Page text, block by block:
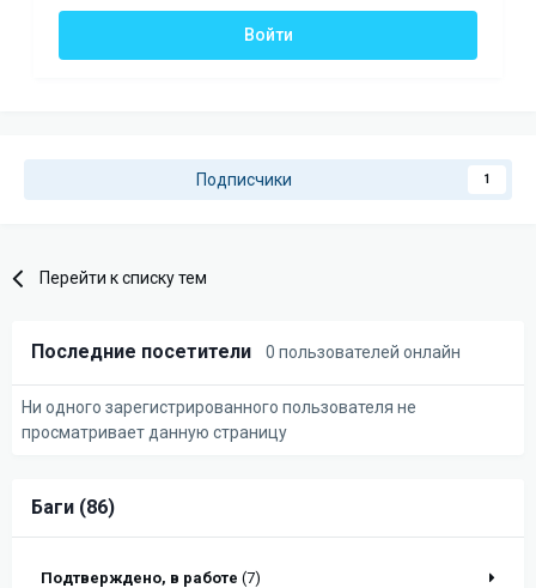
Войти
Подписчики 1
Перейти к списку тем
Последние посетители 0 пользователей онлайн
Ни одного зарегистрированного пользователя не
просматривает данную страницу
Баги (86)
Подтверждено, в работе (7)